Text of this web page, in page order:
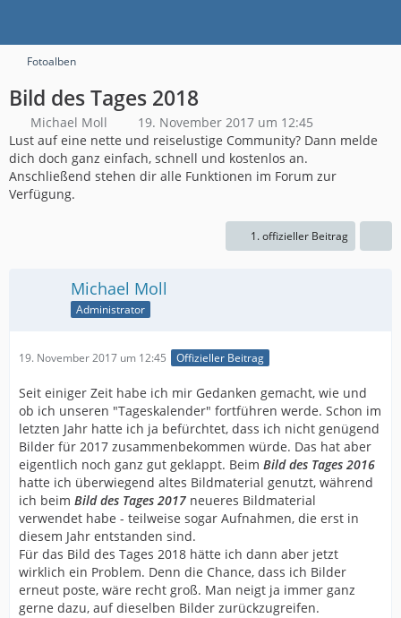
Fotoalben
Bild des Tages 2018
Michael Moll
19. November 2017 um 12:45
Lust auf eine nette und reiselustige Community? Dann melde
dich doch ganz einfach, schnell und kostenlos an.
Anschließend stehen dir alle Funktionen im Forum zur
Verfügung.
1. offizieller Beitrag
Michael Moll
Administrator
19. November 2017 um 12:45 Offizieller Beitrag
Seit einiger Zeit habe ich mir Gedanken gemacht, wie und
ob ich unseren "Tageskalender" fortführen werde. Schon im
letzten Jahr hatte ich ja befürchtet, dass ich nicht genügend
Bilder für 2017 zusammenbekommen würde. Das hat aber
eigentlich noch ganz gut geklappt. Beim Bild des Tages 2016
hatte ich überwiegend altes Bildmaterial genutzt, während
ich beim Bild des Tages 2017 neueres Bildmaterial
verwendet habe - teilweise sogar Aufnahmen, die erst in
diesem Jahr entstanden sind.
Für das Bild des Tages 2018 hätte ich dann aber jetzt
wirklich ein Problem. Denn die Chance, dass ich Bilder
erneut poste, wäre recht groß. Man neigt ja immer ganz
gerne dazu, auf dieselben Bilder zurückzugreifen.